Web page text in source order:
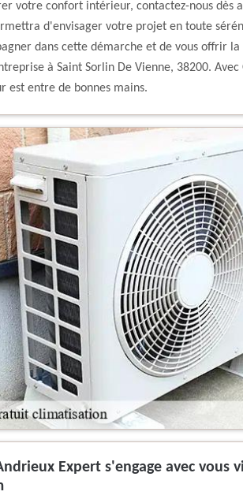
votre confort intérieur, contactez-nous dès
d'envisager votre projet en toute
dans cette démarche et de vous offrir
à Saint Sorlin De Vienne, 38200.
est entre de bonnes mains.
Expert s'engage avec